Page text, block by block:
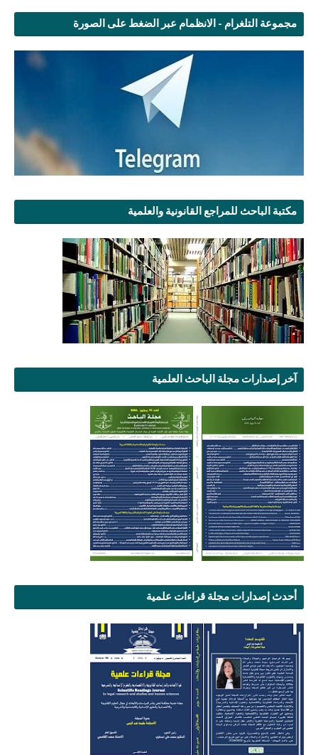
مجموعة التلغرام - الانظمام عبر الضغط على الصورة
مكتبة الباحث للمراجع القانونية والعلمية
آخر إصدارات مجلة الباحث العلمية
أحدث إصدارات مجلة قراءات علمية